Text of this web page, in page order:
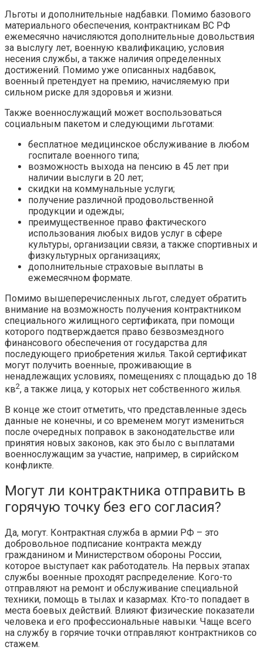
Льготы и дополнительные надбавки. Помимо базового
материального обеспечения, контрактникам ВС РФ
ежемесячно начисляются дополнительные довольствия
за выслугу лет, военную квалификацию, условия
несения службы, а также наличия определенных
достижений. Помимо уже описанных надбавок,
военный претендует на премию, начисляемую при
сильном риске для здоровья и жизни.
Также военнослужащий может воспользоваться
социальным пакетом и следующими льготами:
бесплатное медицинское обслуживание в любом
госпитале военного типа;
возможность выхода на пенсию в 45 лет при
наличии выслуги в 20 лет;
скидки на коммунальные услуги;
получение различной продовольственной
продукции и одежды;
преимущественное право фактического
использования любых видов услуг в сфере
культуры, организации связи, а также спортивных и
физкультурных организациях;
дополнительные страховые выплаты в
ежемесячном формате.
Помимо вышеперечисленных льгот, следует обратить
внимание на возможность получения контрактником
специального жилищного сертификата, при помощи
которого подтверждается право безвозмездного
финансового обеспечения от государства для
последующего приобретения жилья. Такой сертификат
могут получить военные, проживающие в
ненадлежащих условиях, помещениях с площадью до 18
кв2, а также лица, у которых нет собственного жилья.
В конце же стоит отметить, что представленные здесь
данные не конечны, и со временем могут измениться
после очередных поправок в законодательстве или
принятия новых законов, как это было с выплатами
военнослужащим за участие, например, в сирийском
конфликте.
Могут ли контрактника отправить в
горячую точку без его согласия?
Да, могут. Контрактная служба в армии РФ – это
добровольное подписание контракта между
гражданином и Министерством обороны России,
которое выступает как работодатель. На первых этапах
службы военные проходят распределение. Кого-то
отправляют на ремонт и обслуживание специальной
техники, помощь в тылах и казармах. Кто-то попадает в
места боевых действий. Влияют физические показатели
человека и его профессиональные навыки. Чаще всего
на службу в горячие точки отправляют контрактников со
стажем.